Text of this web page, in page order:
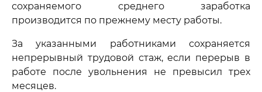
сохраняемого среднего заработка
производится по прежнему месту работы.
За указанными работниками сохраняется
непрерывный трудовой стаж, если перерыв в
работе после увольнения не превысил трех
месяцев.